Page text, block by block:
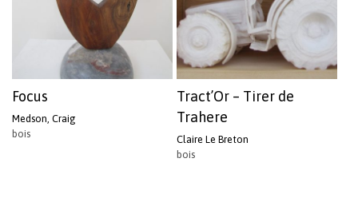
Focus
Medson, Craig
bois
Tract’Or – Tirer de
Trahere
Claire Le Breton
bois